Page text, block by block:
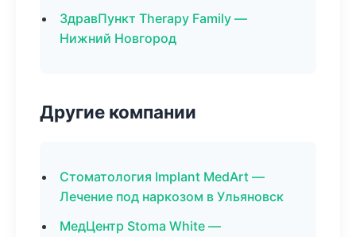
ЗдравПункт Therapy Family —
Нижний Новгород
Другие компании
Стоматология Implant MedArt —
Лечение под наркозом в Ульяновск
МедЦентр Stoma White —